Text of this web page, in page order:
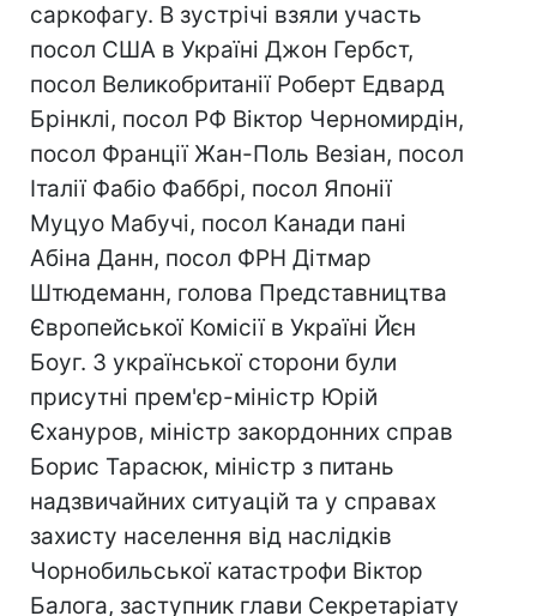
саркофагу. В зустрічі взяли участь
посол США в Україні Джон Гербст,
посол Великобританії Роберт Едвард
Брінклі, посол РФ Віктор Черномирдін,
посол Франції Жан-Поль Везіан, посол
Італії Фабіо Фаббрі, посол Японії
Муцуо Мабучі, посол Канади пані
Абіна Данн, посол ФРН Дітмар
Штюдеманн, голова Представництва
Європейської Комісії в Україні Йєн
Боуг. З української сторони були
присутні прем'єр-міністр Юрій
Єхануров, міністр закордонних справ
Борис Тарасюк, міністр з питань
надзвичайних ситуацій та у справах
захисту населення від наслідків
Чорнобильської катастрофи Віктор
Балога, заступник глави Секретаріату